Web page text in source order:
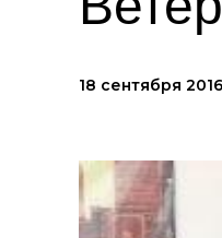
18 сентября